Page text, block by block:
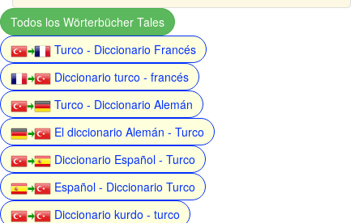
Todos los Wörterbücher Tales
Turco - Diccionario Francés
Diccionario turco - francés
Turco - Diccionario Alemán
El diccionario Alemán - Turco
Diccionario Español - Turco
Español - Diccionario Turco
Diccionario kurdo - turco